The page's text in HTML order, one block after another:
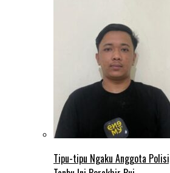
Tipu-tipu Ngaku Anggota